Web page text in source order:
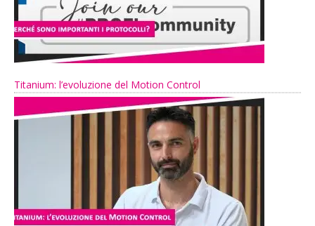
Titanium: l’evoluzione del Motion Control